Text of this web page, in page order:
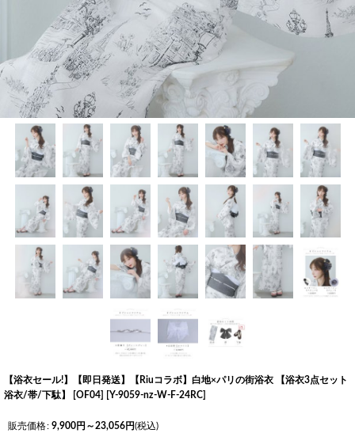
【浴衣セール!】【即日発送】【Riuコラボ】白地×パリの街浴衣 【浴衣3点セット
浴衣/帯/下駄】 [OF04] [Y-9059-nz-W-F-24RC]
販売価格: 9,900円 ～23,056円(税込)